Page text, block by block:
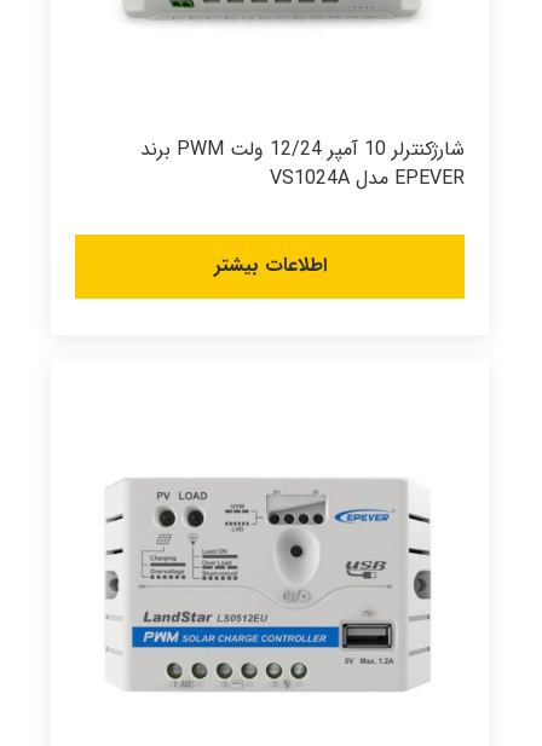
شارژکنترلر 10 آمپر 12/24 ولت PWM برند
EPEVER مدل VS1024A
اطلاعات بیشتر